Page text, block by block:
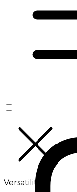
Versatilité